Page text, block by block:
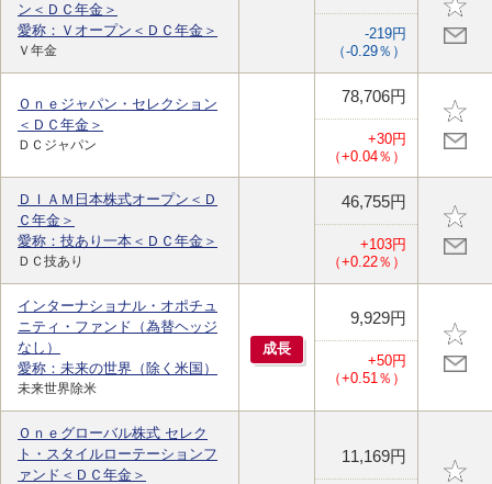
ン＜ＤＣ年金＞
愛称：Ｖオープン＜ＤＣ年金＞
Ｖ年金
-219円
（-0.29％）
Ｏｎｅジャパン・セレクション
＜ＤＣ年金＞
ＤＣジャパン
78,706円
+30円
（+0.04％）
ＤＩＡＭ日本株式オープン＜Ｄ
Ｃ年金＞
愛称：技あり一本＜ＤＣ年金＞
ＤＣ技あり
46,755円
+103円
（+0.22％）
インターナショナル・オポチュ
ニティ・ファンド（為替ヘッジ
なし）
愛称：未来の世界（除く米国）
未来世界除米
成長
9,929円
+50円
（+0.51％）
Ｏｎｅグローバル株式 セレク
ト・スタイルローテーションフ
ァンド＜ＤＣ年金＞
11,169円